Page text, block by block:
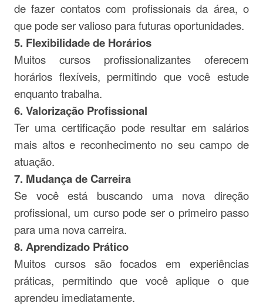
de fazer contatos com profissionais da área, o
que pode ser valioso para futuras oportunidades.
5. Flexibilidade de Horários
Muitos cursos profissionalizantes oferecem
horários flexíveis, permitindo que você estude
enquanto trabalha.
6. Valorização Profissional
Ter uma certificação pode resultar em salários
mais altos e reconhecimento no seu campo de
atuação.
7. Mudança de Carreira
Se você está buscando uma nova direção
profissional, um curso pode ser o primeiro passo
para uma nova carreira.
8. Aprendizado Prático
Muitos cursos são focados em experiências
práticas, permitindo que você aplique o que
aprendeu imediatamente.